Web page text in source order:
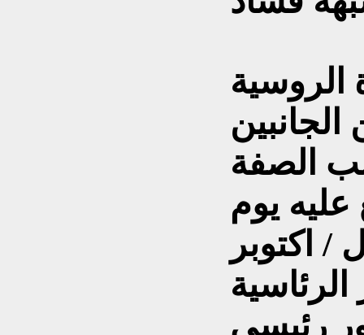
الجانبين
الصفة
عليه يوم
/ اكتوبر
رئيسى